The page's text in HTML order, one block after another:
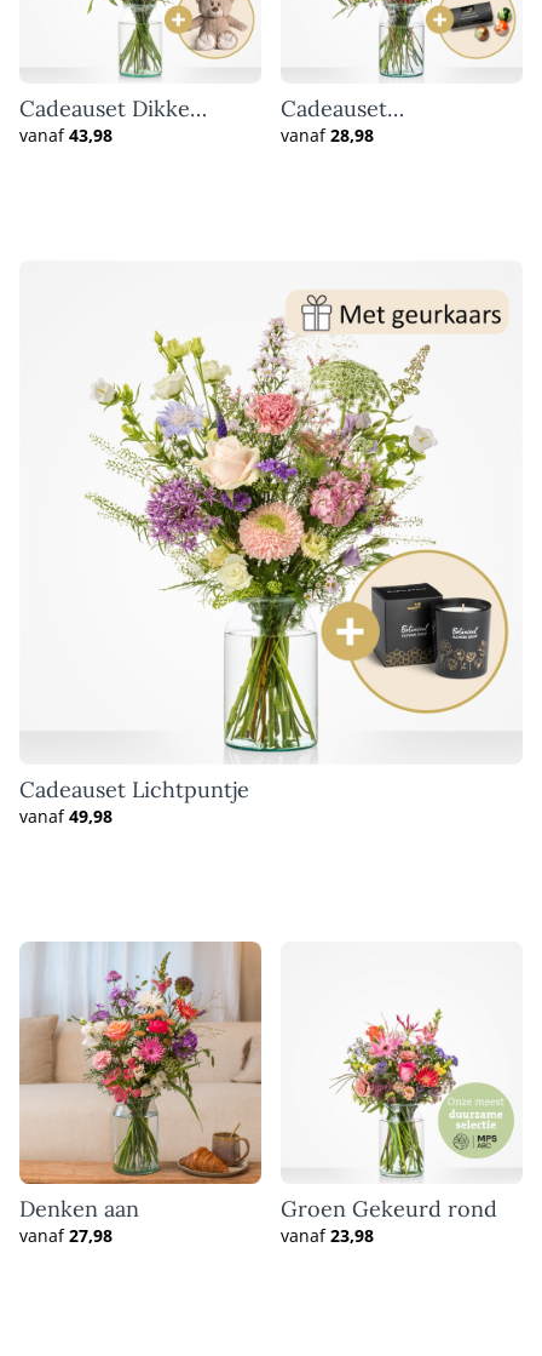
Cadeauset Dikke
knuffel
vanaf43,98
Cadeauset
Hartverwarmend
vanaf28,98
Cadeauset Lichtpuntje
vanaf49,98
Denken aan
vanaf27,98
Groen Gekeurd rond
vanaf23,98